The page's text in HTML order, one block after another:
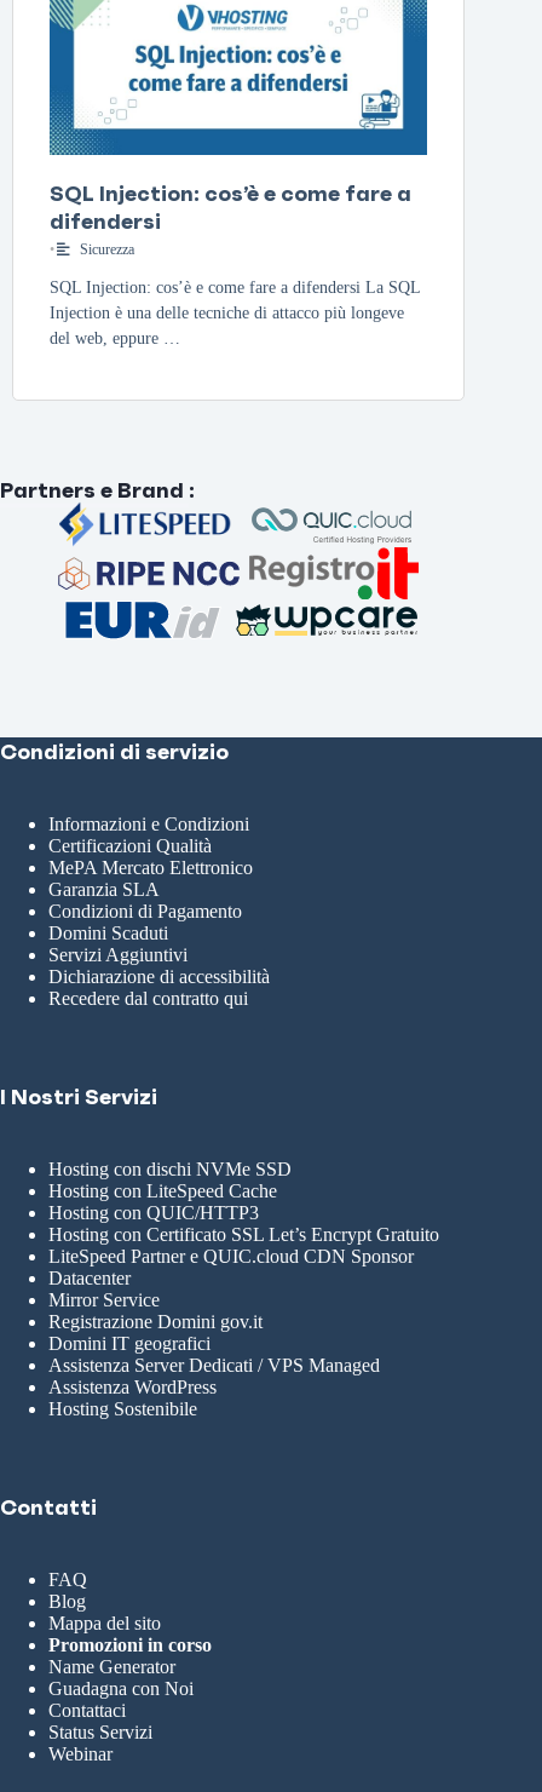
SQL Injection: cos’è e come fare a
difendersi
• Sicurezza
SQL Injection: cos’è e come fare a difendersi La SQL
Injection è una delle tecniche di attacco più longeve
del web, eppure …
Partners e Brand :
Condizioni di servizio
Informazioni e Condizioni
Certificazioni Qualità
MePA Mercato Elettronico
Garanzia SLA
Condizioni di Pagamento
Domini Scaduti
Servizi Aggiuntivi
Dichiarazione di accessibilità
Recedere dal contratto qui
I Nostri Servizi
Hosting con dischi NVMe SSD
Hosting con LiteSpeed Cache
Hosting con QUIC/HTTP3
Hosting con Certificato SSL Let’s Encrypt Gratuito
LiteSpeed Partner e QUIC.cloud CDN Sponsor
Datacenter
Mirror Service
Registrazione Domini gov.it
Domini IT geografici
Assistenza Server Dedicati / VPS Managed
Assistenza WordPress
Hosting Sostenibile
Contatti
FAQ
Blog
Mappa del sito
Promozioni in corso
Name Generator
Guadagna con Noi
Contattaci
Status Servizi
Webinar